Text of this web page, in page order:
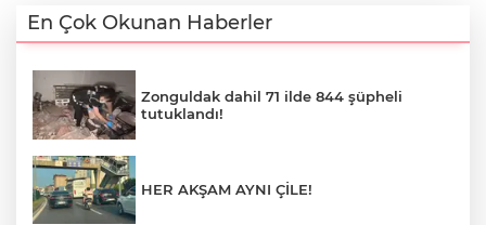
En Çok Okunan Haberler
Zonguldak dahil 71 ilde 844 şüpheli
tutuklandı!
HER AKŞAM AYNI ÇİLE!